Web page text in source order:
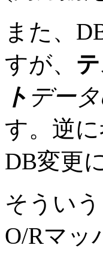
また、
すが、
ト デー
す。逆
DB変更
そうい
O/Rマッ